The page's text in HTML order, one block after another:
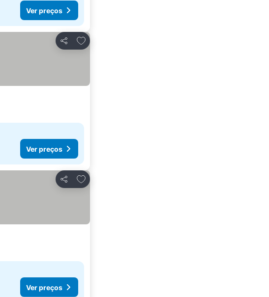
Ver preços
Partilhar
Adicionar aos favoritos
Ver preços
Partilhar
Adicionar aos favoritos
Ver preços